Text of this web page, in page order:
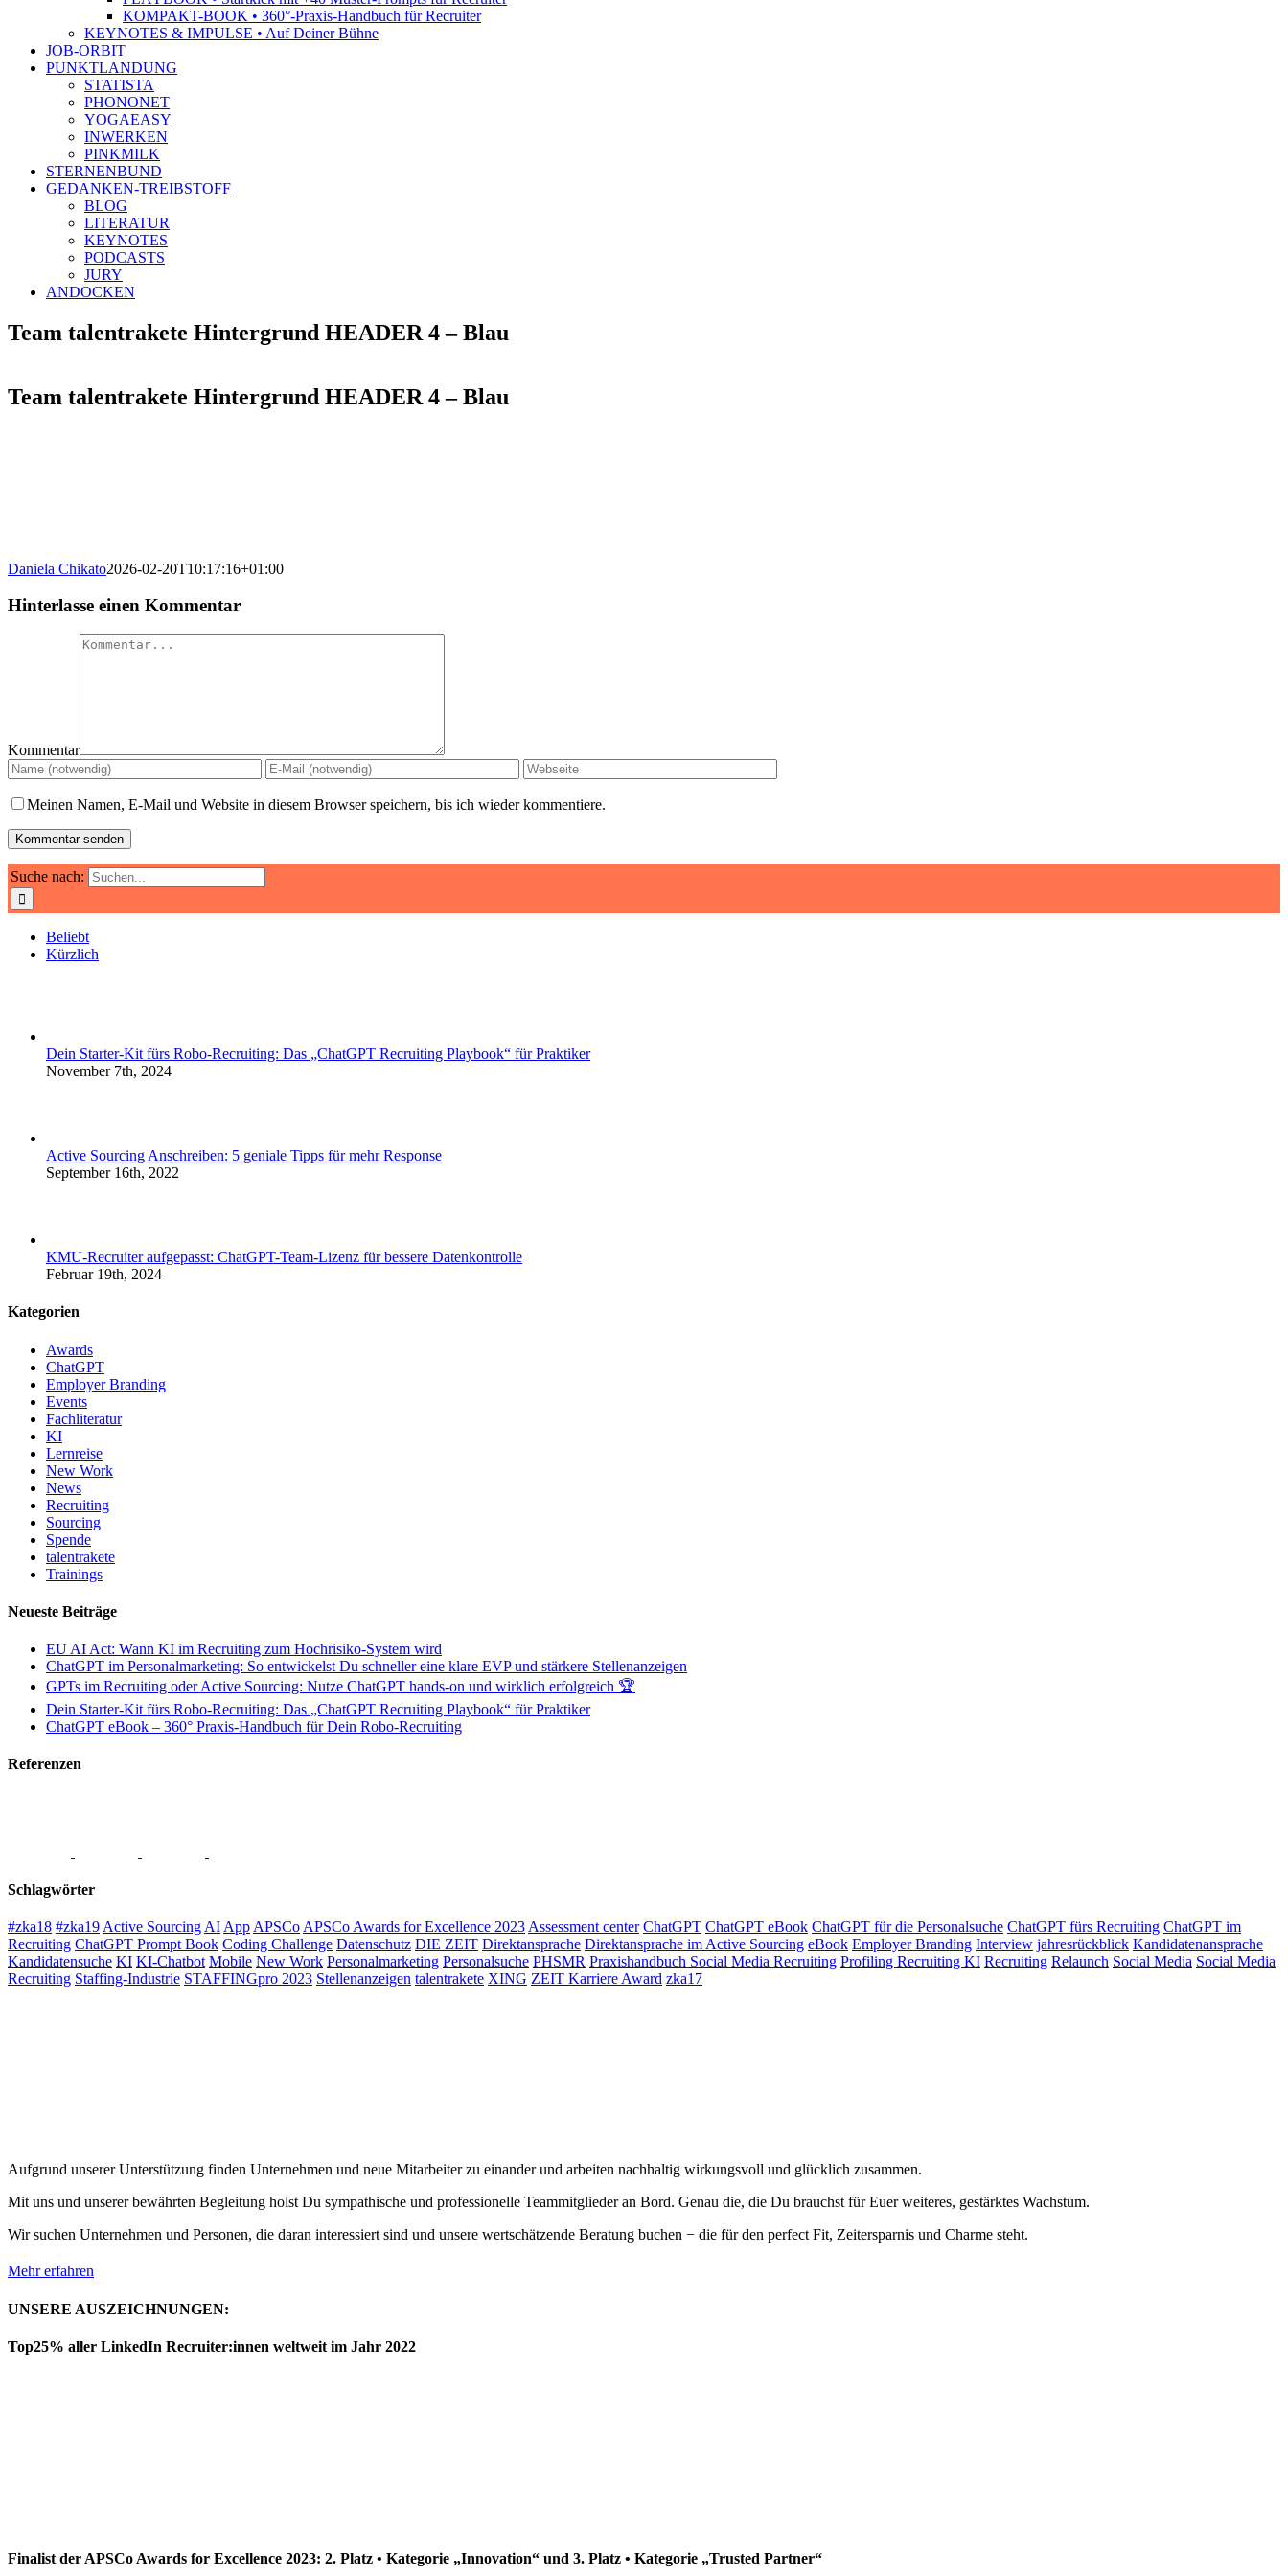
KOMPAKT-BOOK • 360°-Praxis-Handbuch für Recruiter
KEYNOTES & IMPULSE • Auf Deiner Bühne
JOB-ORBIT
PUNKTLANDUNG
STATISTA
PHONONET
YOGAEASY
INWERKEN
PINKMILK
STERNENBUND
GEDANKEN-TREIBSTOFF
BLOG
LITERATUR
KEYNOTES
PODCASTS
JURY
ANDOCKEN
Team talentrakete Hintergrund HEADER 4 – Blau
Team talentrakete Hintergrund HEADER 4 – Blau
Daniela Chikato2026-02-20T10:17:16+01:00
Hinterlasse einen Kommentar
Kommentar
Meinen Namen, E-Mail und Website in diesem Browser speichern, bis ich wieder kommentiere.
Suche nach:
Beliebt
Kürzlich
Dein Starter-Kit fürs Robo-Recruiting: Das „ChatGPT Recruiting Playbook“ für Praktiker
November 7th, 2024
Active Sourcing Anschreiben: 5 geniale Tipps für mehr Response
September 16th, 2022
KMU-Recruiter aufgepasst: ChatGPT-Team-Lizenz für bessere Datenkontrolle
Februar 19th, 2024
Kategorien
Awards
ChatGPT
Employer Branding
Events
Fachliteratur
KI
Lernreise
New Work
News
Recruiting
Sourcing
Spende
talentrakete
Trainings
Neueste Beiträge
EU AI Act: Wann KI im Recruiting zum Hochrisiko-System wird
ChatGPT im Personalmarketing: So entwickelst Du schneller eine klare EVP und stärkere Stellenanzeigen
GPTs im Recruiting oder Active Sourcing: Nutze ChatGPT hands-on und wirklich erfolgreich 🏆
Dein Starter-Kit fürs Robo-Recruiting: Das „ChatGPT Recruiting Playbook“ für Praktiker
ChatGPT eBook – 360° Praxis-Handbuch für Dein Robo-Recruiting
Referenzen
Schlagwörter
#zka18 #zka19 Active Sourcing AI App APSCo APSCo Awards for Excellence 2023 Assessment center ChatGPT ChatGPT eBook ChatGPT für die Personalsuche ChatGPT fürs Recruiting ChatGPT im
Recruiting ChatGPT Prompt Book Coding Challenge Datenschutz DIE ZEIT Direktansprache Direktansprache im Active Sourcing eBook Employer Branding Interview jahresrückblick Kandidatenansprache
Kandidatensuche KI KI-Chatbot Mobile New Work Personalmarketing Personalsuche PHSMR Praxishandbuch Social Media Recruiting Profiling Recruiting KI Recruiting Relaunch Social Media Social Media
Recruiting Staffing-Industrie STAFFINGpro 2023 Stellenanzeigen talentrakete XING ZEIT Karriere Award zka17
Aufgrund unserer Unterstützung finden Unternehmen und neue Mitarbeiter zu einander und arbeiten nachhaltig wirkungsvoll und glücklich zusammen.
Mit uns und unserer bewährten Begleitung holst Du sympathische und professionelle Teammitglieder an Bord. Genau die, die Du brauchst für Euer weiteres, gestärktes Wachstum.
Wir suchen Unternehmen und Personen, die daran interessiert sind und unsere wertschätzende Beratung buchen − die für den perfect Fit, Zeitersparnis und Charme steht.
Mehr erfahren
UNSERE AUSZEICHNUNGEN:
Top25% aller LinkedIn Recruiter:innen weltweit im Jahr 2022
Finalist der APSCo Awards for Excellence 2023: 2. Platz • Kategorie „Innovation“ und 3. Platz • Kategorie „Trusted Partner“